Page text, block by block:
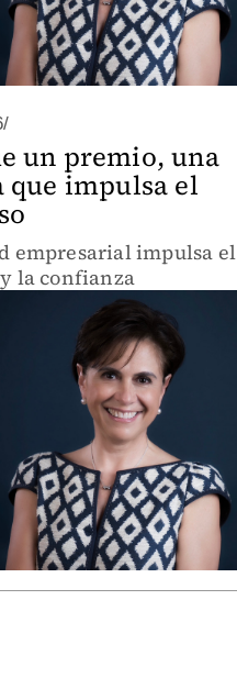
un premio, una
que impulsa el
empresarial impulsa el
la confianza